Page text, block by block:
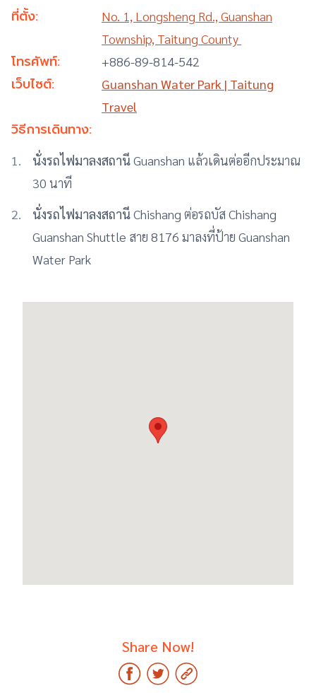
ที่ตั้ง:
No. 1, Longsheng Rd., Guanshan
Township, Taitung County
โทรศัพท์: +886-89-814-542
เว็บไซต์:
Guanshan Water Park | Taitung
Travel
วิธีการเดินทาง:
นั่งรถไฟมาลงสถานีGuanshan แล้วเดินต่ออีกประมาณ
30 นาที
นั่งรถไฟมาลงสถานีChishang ต่อรถบัส Chishang
Guanshan Shuttle สาย 8176 มาลงที่ป้าย Guanshan
Water Park
Share Now!